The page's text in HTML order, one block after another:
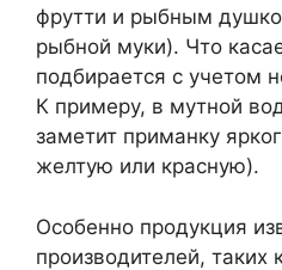
фрутти и рыбным
рыбной муки). Что
подбирается с учетом
К примеру, в мутной
заметит приманку
желтую или красную).
Особенно продукция
производителей, таких